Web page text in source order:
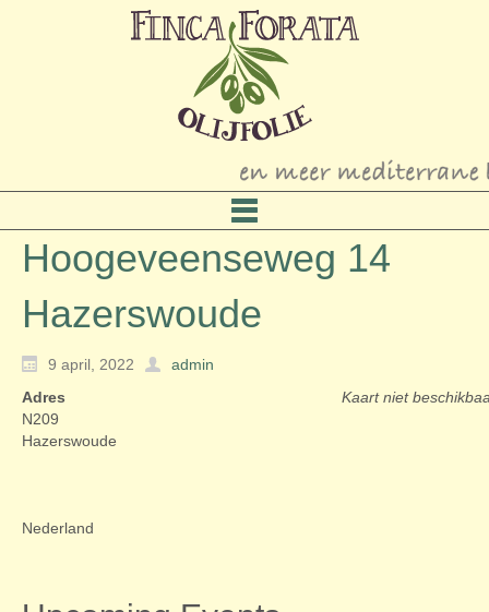
Hoogeveenseweg 14
Hazerswoude
9 april, 2022
admin
Kaart niet
Adres
N209
Hazerswoude
Nederland